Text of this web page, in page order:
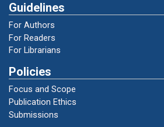
Shihab, M. Q. (1996).
Bandung: PT Mizan Pustaka.
Syihab, M. Q. (2002). Tafsir
Pesan, Kesan dan Keserasian
Jakarta: Lentera Hati.
Guidelines
For Authors
For Readers
For Librarians
Policies
Focus and Scope
Publication Ethics
Submissions